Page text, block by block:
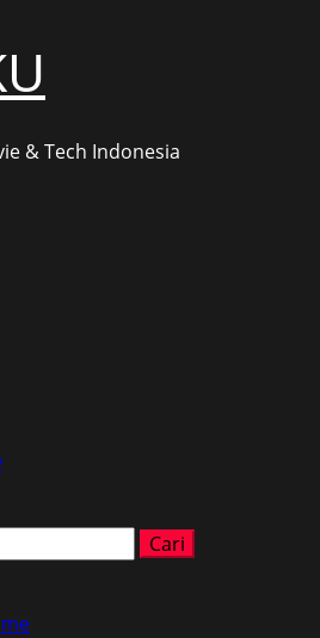
& Tech Indonesia